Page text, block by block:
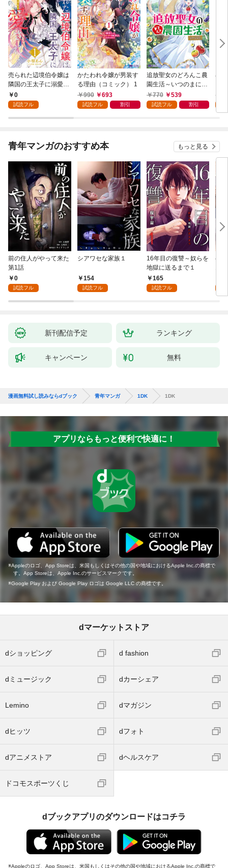
売られた辺境伯令嬢は
隣国の王太子に溺愛さ
れる 1
0
試読フル
かたわれ令嬢が男装す
る理由（コミック） 1
990
693
試読フル 割引
追放聖女のどろんこ農
園生活～いつのまにか
隣国を救ってしまいま
した～（コミック） 1
770 539
試読フル 割引
小
青年マンガのおすすめ本 もっと見る
前の住人がやって来た
第1話
0
試読フル
シアワセな家族１
154
試読フル
16年目の復讐～奴らを
地獄に送るまで１
165
試読フル
ベ
新刊配信予定 ランキング
キャンペーン 無料
漫画無料試し読みならdブック 青年マンガ 1DK 1DK
アプリならもっと便利で快適に！
Appleのロゴ、App Storeは、米国もしくはその他の国や地域におけるApple Inc.の商標で
す。App Storeは、Apple Inc.のサービスマークです。
Google Play および Google Play ロゴは Google LLC の商標です。
dマーケットストア
dショッピング d fashion
dミュージック dカーシェア
Lemino dマガジン
dヒッツ dフォト
dアニメストア dヘルスケア
ドコモスポーツくじ
dブックアプリのダウンロードはコチラ
Appleのロゴ、App Storeは、米国もしくはその他の国や地域におけるApple Inc.の商標で